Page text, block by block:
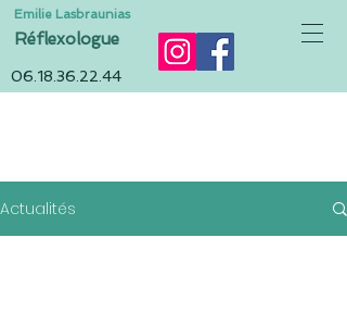
Réflexologue
Emilie Lasbraunias
06.18.36.22.44
Actualités